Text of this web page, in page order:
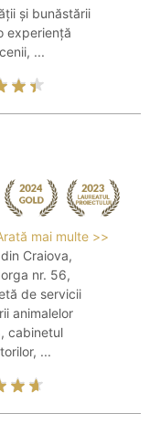
și bunăstării
experiență
...
mai multe >>
Craiova,
nr. 56,
de servicii
animalelor
cabinetul
...